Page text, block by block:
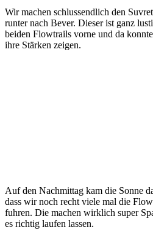
Wir machen schlussendlich den
runter nach Bever. Dieser ist ganz
beiden Flowtrails vorne und da
ihre Stärken zeigen.
Auf den Nachmittag kam die Sonne
dass wir noch recht viele mal die
fuhren. Die machen wirklich super
es richtig laufen lassen.